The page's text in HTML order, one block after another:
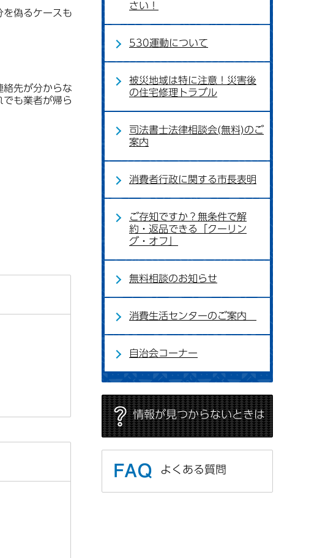
を偽るケースも
絡先が分からな
も業者が帰ら
さい！
530運動について
被災地域は特に注意！災害後
の住宅修理トラブル
司法書士法律相談会(無料)のご
案内
消費者行政に関する市長表明
ご存知ですか？無条件で解
約・返品できる「クーリン
グ・オフ」
無料相談のお知らせ
消費生活センターのご案内
自治会コーナー
情報が見つからないときは
よくある質問